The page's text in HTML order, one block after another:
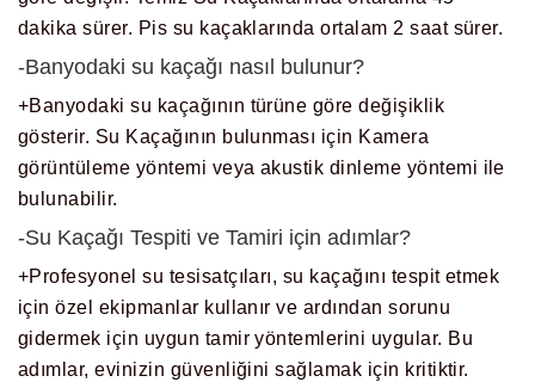
dakika sürer. Pis su kaçaklarında ortalam 2 saat sürer.
-Banyodaki su kaçağı nasıl bulunur?
+Banyodaki su kaçağının türüne göre değişiklik
gösterir. Su Kaçağının bulunması için Kamera
görüntüleme yöntemi veya akustik dinleme yöntemi ile
bulunabilir.
-Su Kaçağı Tespiti ve Tamiri için adımlar?
+Profesyonel su tesisatçıları, su kaçağını tespit etmek
için özel ekipmanlar kullanır ve ardından sorunu
gidermek için uygun tamir yöntemlerini uygular. Bu
adımlar, evinizin güvenliğini sağlamak için kritiktir.